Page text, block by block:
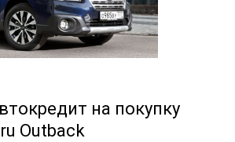
на покупку
Outback